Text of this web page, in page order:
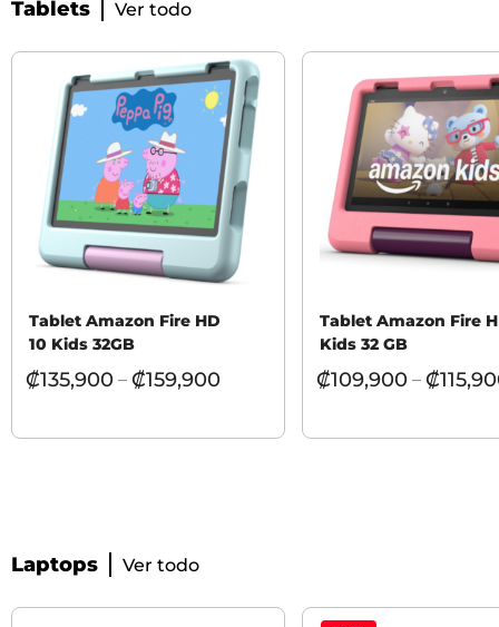
Tablets Ver todo
Tablet Amazon Fire HD
10 Kids 32GB
₡135,900 – ₡159,900
Tablet Amazon Fire
Kids 32 GB
₡109,900 –₡
Laptops Ver todo